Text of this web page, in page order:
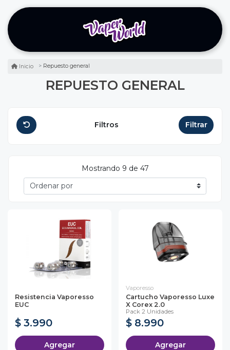
Inicio Repuesto general
REPUESTO GENERAL
Filtros Filtrar
Mostrando 9 de 47
Resistencia Vaporesso
EUC
$ 3.990
Agregar
Vaporesso
Cartucho Vaporesso Luxe
X Corex 2.0
Pack 2 Unidades
$ 8.990
Agregar